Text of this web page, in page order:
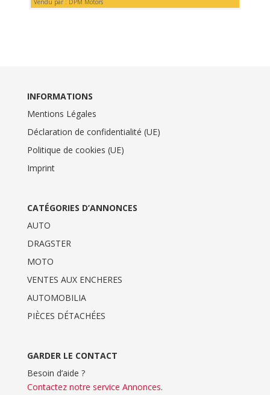
Vendu par : DPM Motors
INFORMATIONS
Mentions Légales
Déclaration de confidentialité (UE)
Politique de cookies (UE)
Imprint
CATÉGORIES D’ANNONCES
AUTO
DRAGSTER
MOTO
VENTES AUX ENCHERES
AUTOMOBILIA
PIÈCES DÉTACHÉES
GARDER LE CONTACT
Besoin d’aide ?
Contactez notre service Annonces.